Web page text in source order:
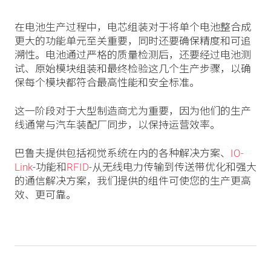
在电池生产过程中，电芯组装对于将单个电池整合成
更大的功能单元至关重要，同时还要确保精度和可追
溯性。电池通过严格的质量检测后，还要经过电池测
试、原始模块组装和最终检验这几个生产步骤，以确
保每个模块都符合最高性能和安全标准。
这一阶段对于大型制造商尤为重要，因为他们的生产
线通常与汽车装配厂同步，以保持运营效率。
巴鲁夫提供包括视觉系统在内的各种解决方案、 IO-
Link-功能和RFID-从无线电力传输到传送带优化和强大
的通信解决方案，我们提供的组件可使您的生产更高
效、更可靠。